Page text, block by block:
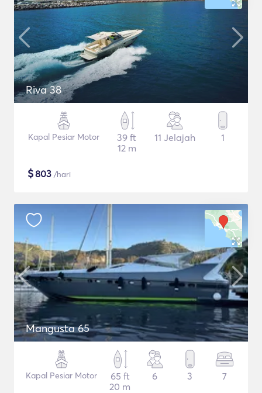
Riva 38
Kapal Pesiar Motor
39 ft
12 m
11 Jelajah 1
$803 /hari
Mangusta 65
Kapal Pesiar Motor
65 ft
20 m
6 3 7